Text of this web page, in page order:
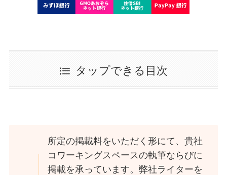
タップできる目次
所定の掲載料をいただく形にて、貴社
コワーキングスペースの執筆ならびに
掲載を承っています。弊社ライターを